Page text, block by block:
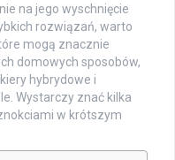
na jego wyschnięcie
rozwiązań, warto
mogą znacznie
domowych sposobów,
hybrydowe i
Wystarczy znać kilka
w krótszym